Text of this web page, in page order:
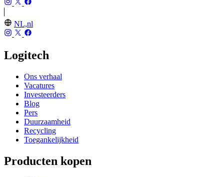
NL,nl
Logitech
Ons verhaal
Vacatures
Investeerders
Blog
Pers
Duurzaamheid
Recycling
Toegankelijkheid
Producten kopen